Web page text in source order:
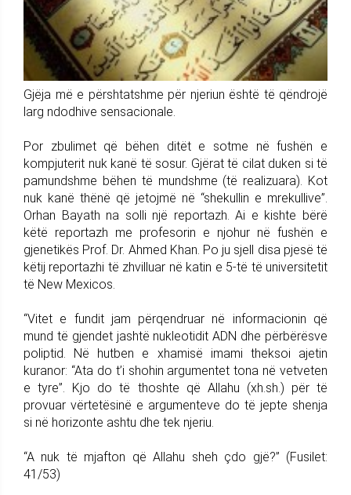
Gjëja më e përshtatshme për njeriun është të qëndrojë
larg ndodhive sensacionale.
Por zbulimet që bëhen ditët e sotme në fushën e
kompjuterit nuk kanë të sosur. Gjërat të cilat duken si të
pamundshme bëhen të mundshme (të realizuara). Kot
nuk kanë thënë që jetojmë në “shekullin e mrekullive”.
Orhan Bayath na solli një reportazh. Ai e kishte bërë
këtë reportazh me profesorin e njohur në fushën e
gjenetikës Prof. Dr. Ahmed Khan. Po ju sjell disa pjesë të
këtij reportazhi të zhvilluar në katin e 5-të të universitetit
të New Mexicos.
“Vitet e fundit jam përqendruar në informacionin që
mund të gjendet jashtë nukleotidit ADN dhe përbërësve
poliptid. Në hutben e xhamisë imami theksoi ajetin
kuranor: “Ata do t’i shohin argumentet tona në vetveten
e tyre”. Kjo do të thoshte që Allahu (xh.sh.) për të
provuar vërtetësinë e argumenteve do të jepte shenja
si në horizonte ashtu dhe tek njeriu.
“A nuk të mjafton që Allahu sheh çdo gjë?” (Fusilet:
41/53)